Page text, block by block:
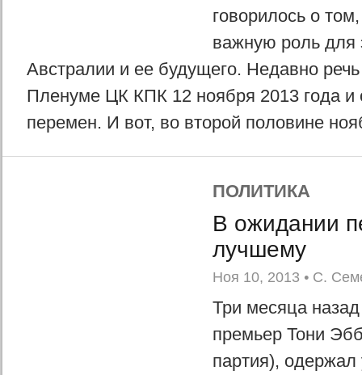
говорилось о
важную роль для
Австралии и ее будущего. Недавно
Пленуме ЦК КПК 12 ноября 2013 года и
перемен. И вот, во второй половине
ПОЛИТИКА
В ожидании
лучшему
Ноя 10, 2013 • С.
Три месяца
премьер Тони
партия),